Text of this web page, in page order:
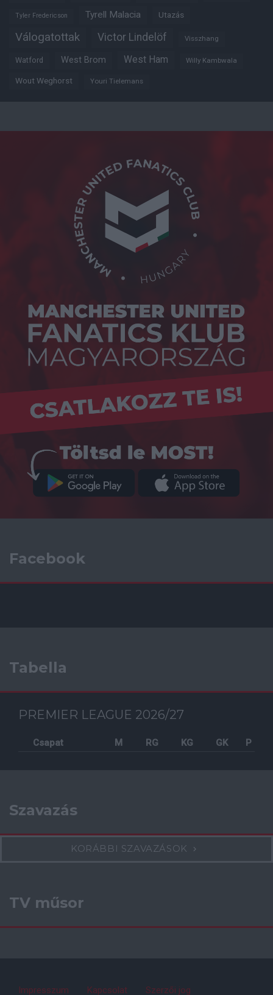
Tyler Fredericson Tyrell Malacia Utazás
Válogatottak Victor Lindelöf Visszhang
Watford West Brom West Ham Willy Kambwala
Wout Weghorst Youri Tielemans
Facebook
Tabella
PREMIER LEAGUE 2026/27
Csapat M RG KG GK P
Szavazás
KORÁBBI SZAVAZÁSOK
TV műsor
Impresszum Kapcsolat Szerzői jog